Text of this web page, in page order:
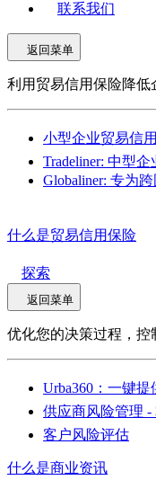
联系我们
返回菜单
利用贸易信用保险降低
小型企业贸易信
Tradeliner: 中型
Globaliner: 专为
什么是贸易信用保险
探索
返回菜单
优化您的决策过程，控
Urba360：一键
供应商风险管理
客户风险评估
什么是商业资讯